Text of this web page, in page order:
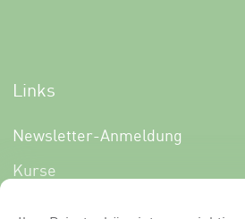
Links
Newsletter-Anmeldung
Kurse